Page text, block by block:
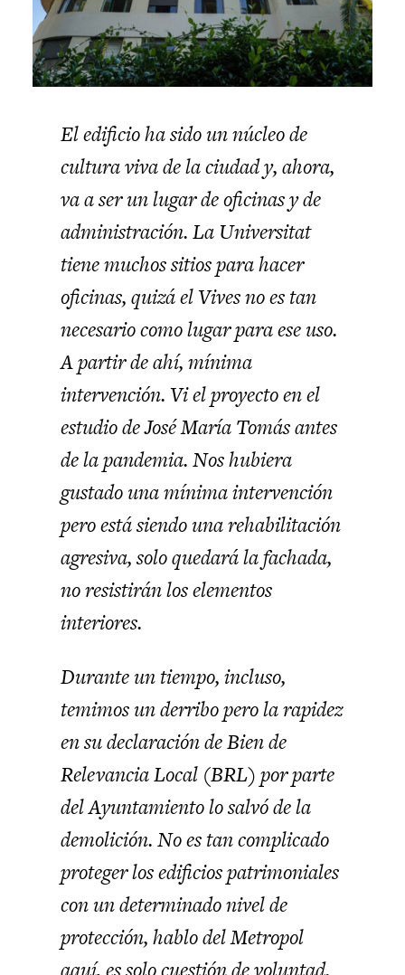
El edificio ha sido un núcleo de
cultura viva de la ciudad y, ahora,
va a ser un lugar de oficinas y de
administración. La Universitat
tiene muchos sitios para hacer
oficinas, quizá el Vives no es tan
necesario como lugar para ese uso.
A partir de ahí, mínima
intervención. Vi el proyecto en el
estudio de José María Tomás antes
de la pandemia. Nos hubiera
gustado una mínima intervención
pero está siendo una rehabilitación
agresiva, solo quedará la fachada,
no resistirán los elementos
interiores.
Durante un tiempo, incluso,
temimos un derribo pero la rapidez
en su declaración de Bien de
Relevancia Local (BRL) por parte
del Ayuntamiento lo salvó de la
demolición. No es tan complicado
proteger los edificios patrimoniales
con un determinado nivel de
protección, hablo del Metropol